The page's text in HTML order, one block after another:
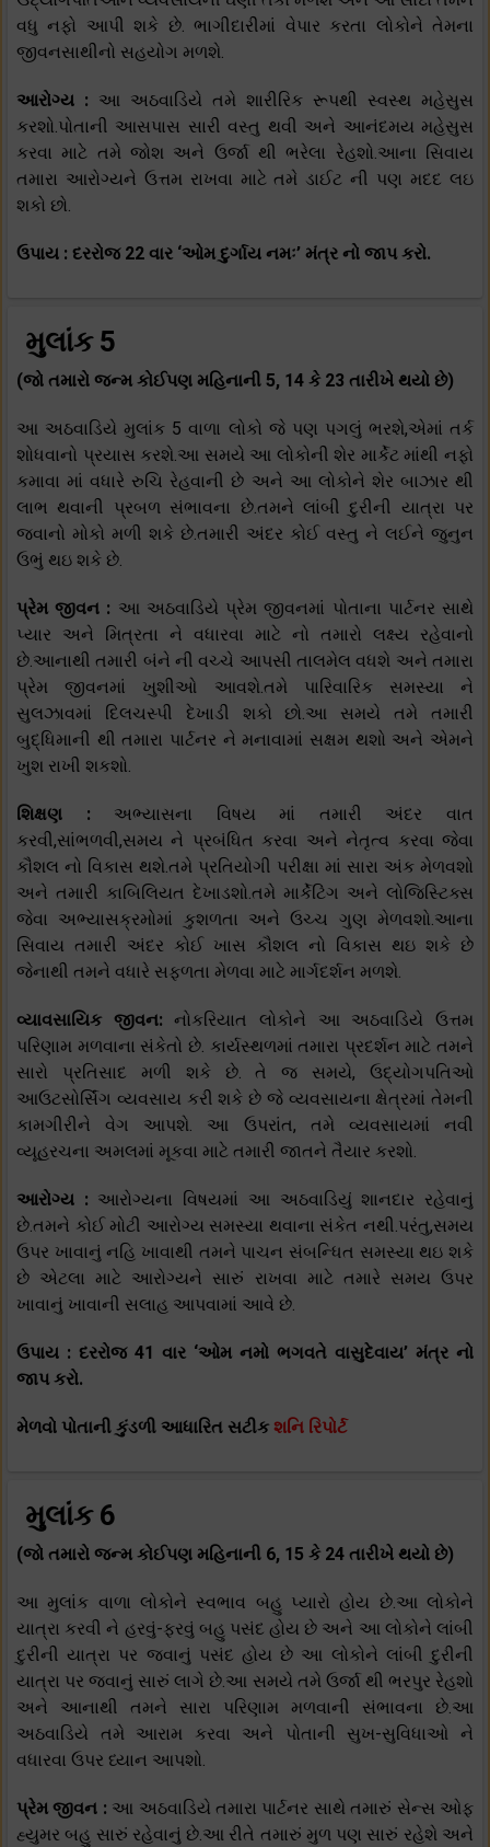
વધુ નફો આપી શકે છે. ભાગીદારીમાં વેપાર કરતા લોકોને તેમના
જીવનસાથીનો સહયોગ મળશે.
આરોગ્ય : આ અઠવાડિયે તમે શારીરિક રૂપથી સ્વસ્થ મહેસુસ
કરશો.પોતાની આસપાસ સારી વસ્તુ થવી અને આનંદમય મહેસુસ
કરવા માટે તમે જોશ અને ઉર્જા થી ભરેલા રેહશો.આના સિવાય
તમારા આરોગ્યને ઉત્તમ રાખવા માટે તમે ડાઈટ ની પણ મદદ લઇ
શકો છો.
ઉપાય : દરરોજ 22 વાર ‘ઓમ દુર્ગાય નમઃ’ મંત્ર નો જાપ કરો.
મુલાંક 5
(જો તમારો જન્મ કોઈપણ મહિનાની 5, 14 કે 23 તારીખે થયો છે)
આ અઠવાડિયે મુલાંક 5 વાળા લોકો જે પણ પગલું ભરશે,એમાં તર્ક
શોધવાનો પ્રયાસ કરશે.આ સમયે આ લોકોની શેર માર્કેટ માંથી નફો
કમાવા માં વધારે રુચિ રેહવાની છે અને આ લોકોને શેર બાઝાર થી
લાભ થવાની પ્રબળ સંભાવના છે.તમને લાંબી દુરીની યાત્રા પર
જવાનો મોકો મળી શકે છે.તમારી અંદર કોઈ વસ્તુ ને લઈને જુનુન
ઉભું થઇ શકે છે.
પ્રેમ જીવન : આ અઠવાડિયે પ્રેમ જીવનમાં પોતાના પાર્ટનર સાથે
પ્યાર અને મિત્રતા ને વધારવા માટે નો તમારો લક્ષ્ય રહેવાનો
છે.આનાથી તમારી બંને ની વચ્ચે આપસી તાલમેલ વધશે અને તમારા
પ્રેમ જીવનમાં ખુશીઓ આવશે.તમે પારિવારિક સમસ્યા ને
સુલઝાવમાં દિલચસ્પી દેખાડી શકો છો.આ સમયે તમે તમારી
બુદ્ધિમાની થી તમારા પાર્ટનર ને મનાવામાં સક્ષમ થશો અને એમને
ખુશ રાખી શકશો.
શિક્ષણ : અભ્યાસના વિષય માં તમારી અંદર વાત
કરવી,સાંભળવી,સમય ને પ્રબંધિત કરવા અને નેતૃત્વ કરવા જેવા
કૌશલ નો વિકાસ થશે.તમે પ્રતિયોગી પરીક્ષા માં સારા અંક મેળવશો
અને તમારી કાબિલિયત દેખાડશો.તમે માર્કેટિંગ અને લોજિસ્ટિક્સ
જેવા અભ્યાસક્રમોમાં કુશળતા અને ઉચ્ચ ગુણ મેળવશો.આના
સિવાય તમારી અંદર કોઈ ખાસ કૌશલ નો વિકાસ થઇ શકે છે
જેનાથી તમને વધારે સફળતા મેળવા માટે માર્ગદર્શન મળશે.
વ્યાવસાયિક જીવન:નોકરિયાત લોકોને આ અઠવાડિયે ઉત્તમ
પરિણામ મળવાના સંકેતો છે. કાર્યસ્થળમાં તમારા પ્રદર્શન માટે તમને
સારો પ્રતિસાદ મળી શકે છે. તે જ સમયે, ઉદ્યોગપતિઓ
આઉટસોર્સિંગ વ્યવસાય કરી શકે છે જે વ્યવસાયના ક્ષેત્રમાં તેમની
કામગીરીને વેગ આપશે. આ ઉપરાંત, તમે વ્યવસાયમાં નવી
વ્યૂહરચના અમલમાં મૂકવા માટે તમારી જાતને તૈયાર કરશો.
આરોગ્ય : આરોગ્યના વિષયમાં આ અઠવાડિયું શાનદાર રહેવાનું
છે.તમને કોઈ મોટી આરોગ્ય સમસ્યા થવાના સંકેત નથી.પરંતુ,સમય
ઉપર ખાવાનું નહિ ખાવાથી તમને પાચન સંબન્ધિત સમસ્યા થઇ શકે
છે એટલા માટે આરોગ્યને સારું રાખવા માટે તમારે સમય ઉપર
ખાવાનું ખાવાની સલાહ આપવામાં આવે છે.
ઉપાય : દરરોજ 41 વાર ‘ઓમ નમો ભગવતે વાસુદેવાય’ મંત્ર નો
જાપ કરો.
મેળવો પોતાની કુંડળી આધારિત સટીક શનિ રિપોર્ટ
મુલાંક 6
(જો તમારો જન્મ કોઈપણ મહિનાની 6, 15 કે 24 તારીખે થયો છે)
આ મુલાંક વાળા લોકોને સ્વભાવ બહુ પ્યારો હોય છે.આ લોકોને
યાત્રા કરવી ને હરવું-ફરવું બહુ પસંદ હોય છે અને આ લોકોને લાંબી
દુરીની યાત્રા પર જવાનું પસંદ હોય છે આ લોકોને લાંબી દુરીની
યાત્રા પર જવાનું સારું લાગે છે.આ સમયે તમે ઉર્જા થી ભરપુર રેહશો
અને આનાથી તમને સારા પરિણામ મળવાની સંભાવના છે.આ
અઠવાડિયે તમે આરામ કરવા અને પોતાની સુખ-સુવિધાઓ ને
વધારવા ઉપર ધ્યાન આપશો.
પ્રેમ જીવન : આ અઠવાડિયે તમારા પાર્ટનર સાથે તમારું સેન્સ ઓફ
હ્યુમર બહુ સારું રહેવાનું છે.આ રીતે તમારું મુળ પણ સારું રહેશે અને